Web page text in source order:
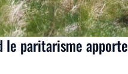
le paritarisme apporte